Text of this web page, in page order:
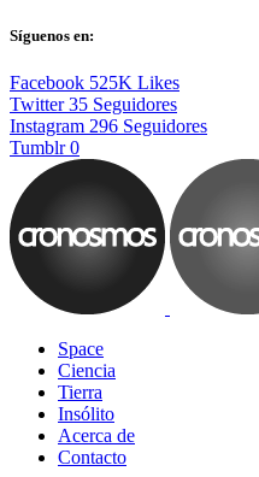
Síguenos en:
Facebook 525K Likes
Twitter 35 Seguidores
Instagram 296 Seguidores
Tumblr 0
Space
Ciencia
Tierra
Insólito
Acerca de
Contacto